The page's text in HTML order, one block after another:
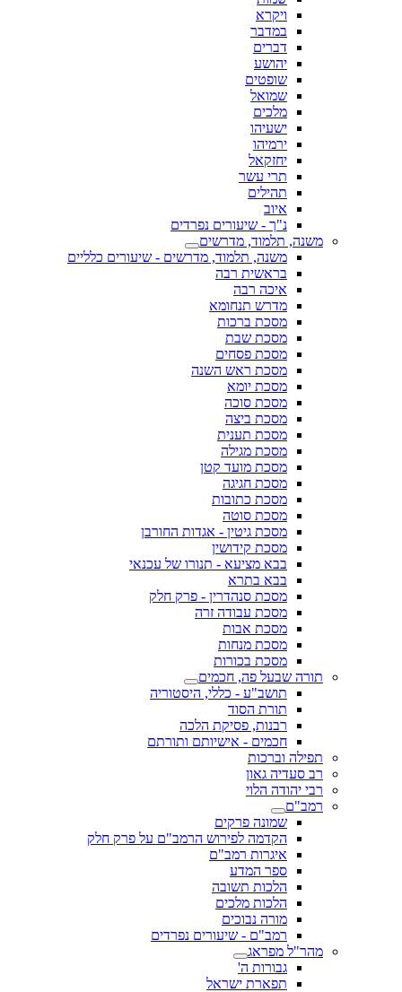
ויקרא
במדבר
דברים
יהושע
שופטים
שמואל
מלכים
ישעיהו
ירמיהו
יחזקאל
תרי עשר
תהילים
איוב
נ"ך - שיעורים נפרדים
משנה, תלמוד, מדרשים
משנה, תלמוד, מדרשים - שיעורים כלליים
בראשית רבה
איכה רבה
מדרש תנחומא
מסכת ברכות
מסכת שבת
מסכת פסחים
מסכת ראש השנה
מסכת יומא
מסכת סוכה
מסכת ביצה
מסכת תענית
מסכת מגילה
מסכת מועד קטן
מסכת חגיגה
מסכת כתובות
מסכת סוטה
מסכת גיטין - אגדות החורבן
מסכת קידושין
בבא מציעא - תנורו של עכנאי
בבא בתרא
מסכת סנהדרין - פרק חלק
מסכת עבודה זרה
מסכת אבות
מסכת מנחות
מסכת בכורות
תורה שבעל פה, חכמים
תושב"ע - כללי, היסטוריה
תורת הסוד
רבנות, פסיקת הלכה
חכמים - אישיותם ותורתם
תפילה וברכות
רב סעדיה גאון
רבי יהודה הלוי
רמב"ם
שמונה פרקים
הקדמה לפירוש הרמב"ם על פרק חלק
איגרות רמב"ם
ספר המדע
הלכות תשובה
הלכות מלכים
מורה נבוכים
רמב"ם - שיעורים נפרדים
מהר"ל מפראג
גבורות ה'
תפארת ישראל